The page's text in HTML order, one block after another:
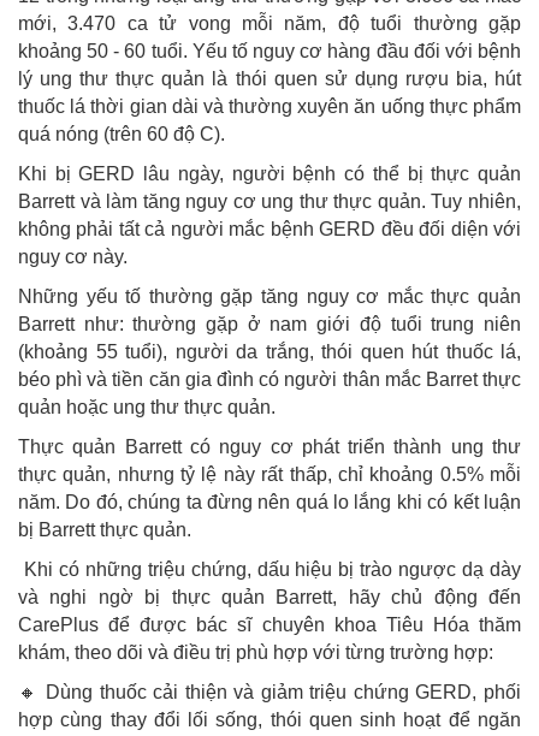
mới, 3.470 ca tử vong mỗi năm, độ tuổi thường gặp
khoảng 50 - 60 tuổi. Yếu tố nguy cơ hàng đầu đối với bệnh
lý ung thư thực quản là thói quen sử dụng rượu bia, hút
thuốc lá thời gian dài và thường xuyên ăn uống thực phẩm
quá nóng (trên 60 độ C).
Khi bị GERD lâu ngày, người bệnh có thể bị thực quản
Barrett và làm tăng nguy cơ ung thư thực quản. Tuy nhiên,
không phải tất cả người mắc bệnh GERD đều đối diện với
nguy cơ này.
Những yếu tố thường gặp tăng nguy cơ mắc thực quản
Barrett như: thường gặp ở nam giới độ tuổi trung niên
(khoảng 55 tuổi), người da trắng, thói quen hút thuốc lá,
béo phì và tiền căn gia đình có người thân mắc Barret thực
quản hoặc ung thư thực quản.
Thực quản Barrett có nguy cơ phát triển thành ung thư
thực quản, nhưng tỷ lệ này rất thấp, chỉ khoảng 0.5% mỗi
năm. Do đó, chúng ta đừng nên quá lo lắng khi có kết luận
bị Barrett thực quản.
Khi có những triệu chứng, dấu hiệu bị trào ngược dạ dày
và nghi ngờ bị thực quản Barrett, hãy chủ động đến
CarePlus để được bác sĩ chuyên khoa Tiêu Hóa thăm
khám, theo dõi và điều trị phù hợp với từng trường hợp:
🔸 Dùng thuốc cải thiện và giảm triệu chứng GERD, phối
hợp cùng thay đổi lối sống, thói quen sinh hoạt để ngăn